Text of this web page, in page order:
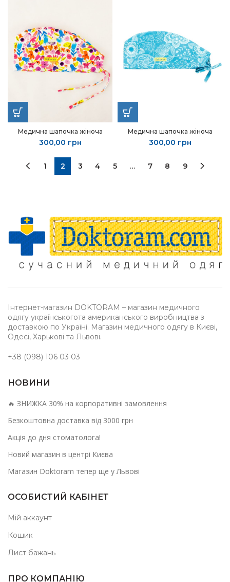
Медична шапочка жіноча
300,00 грн
Медична шапочка жіноча
300,00 грн
1 2 3 4 5 … 7 8 9
Інтернет-магазин DOKTORAM – магазин медичного
одягу українськогота американського виробництва з
доставкою по Україні. Магазин медичного одягу в Києві,
Одесі, Харькові та Львові.
+38 (098) 106 03 03
НОВИНИ
🔥 ЗНИЖКА 30% на корпоративні замовлення
Безкоштовна доставка від 3000 грн
Акція до дня стоматолога!
Новий магазин в центрі Києва
Магазин Doktoram тепер ще у Львові
ОСОБИСТИЙ КАБІНЕТ
Мій аккаунт
Кошик
Лист бажань
ПРО КОМПАНІЮ